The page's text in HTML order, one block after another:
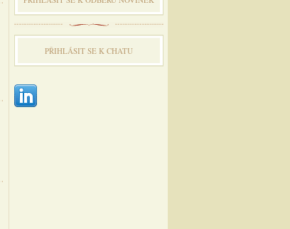
PŘIHLÁSIT SE K CHATU